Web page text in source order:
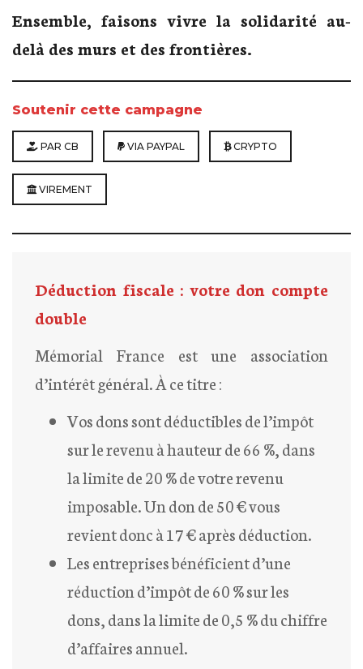
Ensemble, faisons vivre la solidarité au-
delà des murs et des frontières.
Soutenir cette campagne
PAR CB VIA PAYPAL CRYPTO
VIREMENT
Déduction fiscale : votre don compte
double
Mémorial France est une association
d’intérêt général. À ce titre :
Vos dons sont déductibles de l’impôt
sur le revenu à hauteur de 66 %, dans
la limite de 20 % de votre revenu
imposable. Un don de 50 € vous
revient donc à 17 € après déduction.
Les entreprises bénéficient d’une
réduction d’impôt de 60 % sur les
dons, dans la limite de 0,5 % du chiffre
d’affaires annuel.